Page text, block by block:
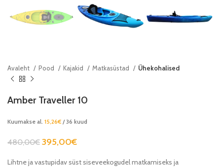
Avaleht Pood Kajakid Matkasüstad Ühekohalised
Amber Traveller 10
Kuumakse al. 15,26€ / 36 kuud
480,00€ 395,00€
Lihtne ja vastupidav süst siseveekogudel matkamiseks ja